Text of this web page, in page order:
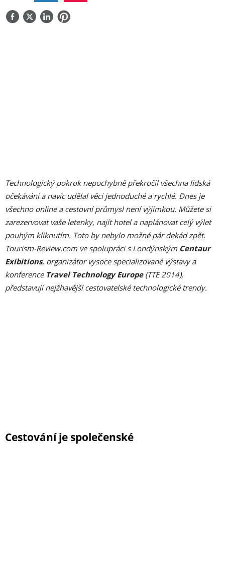
O NÁS
Technologický pokrok nepochybně překročil všechna lidská
očekávání a navíc udělal věci jednoduché a rychlé. Dnes je
všechno online a cestovní průmysl není výjimkou. Můžete si
zarezervovat vaše letenky, najít hotel a naplánovat celý výlet
pouhým kliknutím. Toto by nebylo možné pár dekád zpět.
Tourism-Review.com ve spolupráci s Londýnským Centaur
Exibitions, organizátor vysoce specializované výstavy a
konference Travel Technology Europe(TTE 2014),
představují nejžhavější cestovatelské technologické trendy.
Cestování je společenské